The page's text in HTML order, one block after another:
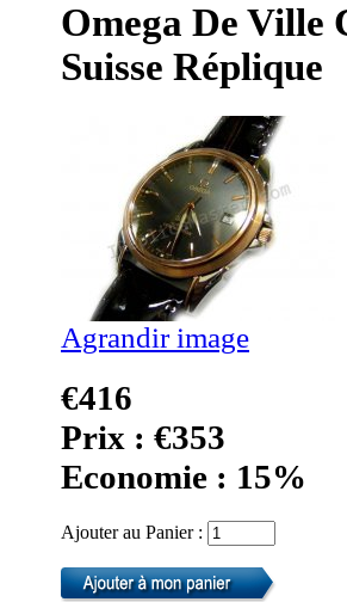
Omega De Ville
Suisse Réplique
Agrandir image
€416
Prix : €353
Economie : 15%
Ajouter au Panier :